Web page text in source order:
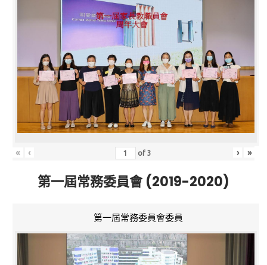
« ‹ of3 › »
第一屆常務委員會 (2019-2020)
第一屆常務委員會委員